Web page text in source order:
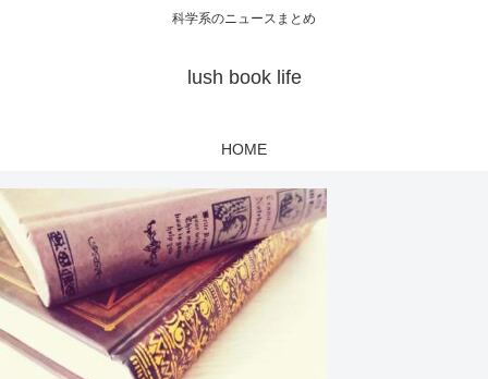
科学系のニュースまとめ
lush book life
HOME